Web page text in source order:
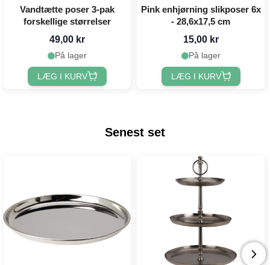
Vandtætte poser 3-pak
forskellige størrelser
49,00 kr
På lager
LÆG I KURV
Pink enhjørning slikposer 6x
- 28,6x17,5 cm
15,00 kr
På lager
LÆG I KURV
Senest set